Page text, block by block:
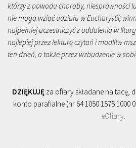
którzy z powodu choroby, niesprawności
nie mogą wziąć udziału w Eucharystii,
najpełniej uczestniczyć z oddalenia w
najlepiej przez lekturę czytań i modlitw
ten dzień, a także przez wzbudzenie w
DZIĘKUJĘ za ofiary składane na tacę,
konto parafialne (nr 64 1050 1575 1000
eOfiary.